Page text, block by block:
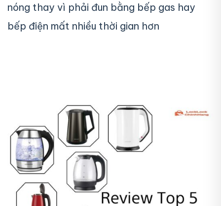
nóng thay vì phải đun bằng bếp gas hay
bếp điện mất nhiều thời gian hơn